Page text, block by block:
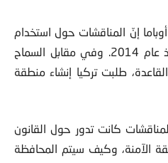
قاعدة انجرليك كانت جارية منذ عام 2014. وفي مقابل السماح
طلبت تركيا إنشاء منطقة
الآمنة، وكيف سيتم المحافظة
عليه المخططون العسكريون